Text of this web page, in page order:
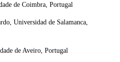
de Coimbra, Portugal
Universidad de Salamanca,
de Aveiro, Portugal